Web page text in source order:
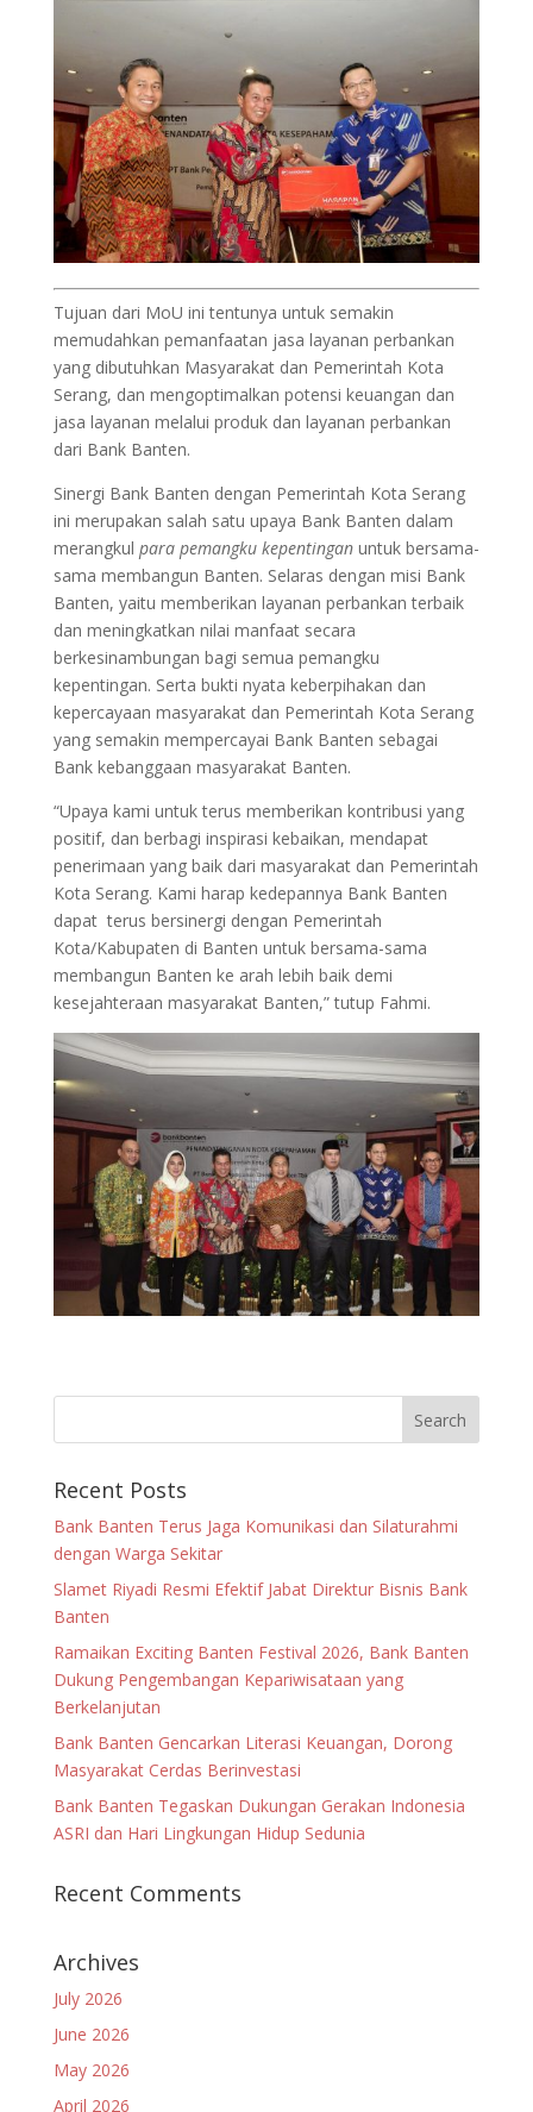
Tujuan dari MoU ini tentunya untuk semakin
memudahkan pemanfaatan jasa layanan perbankan
yang dibutuhkan Masyarakat dan Pemerintah Kota
Serang, dan mengoptimalkan potensi keuangan dan
jasa layanan melalui produk dan layanan perbankan
dari Bank Banten.
Sinergi Bank Banten dengan Pemerintah Kota Serang
ini merupakan salah satu upaya Bank Banten dalam
merangkul para pemangku kepentinganuntuk bersama-
sama membangun Banten. Selaras dengan misi Bank
Banten, yaitu memberikan layanan perbankan terbaik
dan meningkatkan nilai manfaat secara
berkesinambungan bagi semua pemangku
kepentingan. Serta bukti nyata keberpihakan dan
kepercayaan masyarakat dan Pemerintah Kota Serang
yang semakin mempercayai Bank Banten sebagai
Bank kebanggaan masyarakat Banten.
“Upaya kami untuk terus memberikan kontribusi yang
positif, dan berbagi inspirasi kebaikan, mendapat
penerimaan yang baik dari masyarakat dan Pemerintah
Kota Serang. Kami harap kedepannya Bank Banten
dapat terus bersinergi dengan Pemerintah
Kota/Kabupaten di Banten untuk bersama-sama
membangun Banten ke arah lebih baik demi
kesejahteraan masyarakat Banten,” tutup Fahmi.
Recent Posts
Bank Banten Terus Jaga Komunikasi dan Silaturahmi
dengan Warga Sekitar
Slamet Riyadi Resmi Efektif Jabat Direktur Bisnis Bank
Banten
Ramaikan Exciting Banten Festival 2026, Bank Banten
Dukung Pengembangan Kepariwisataan yang
Berkelanjutan
Bank Banten Gencarkan Literasi Keuangan, Dorong
Masyarakat Cerdas Berinvestasi
Bank Banten Tegaskan Dukungan Gerakan Indonesia
ASRI dan Hari Lingkungan Hidup Sedunia
Recent Comments
Archives
July 2026
June 2026
May 2026
April 2026